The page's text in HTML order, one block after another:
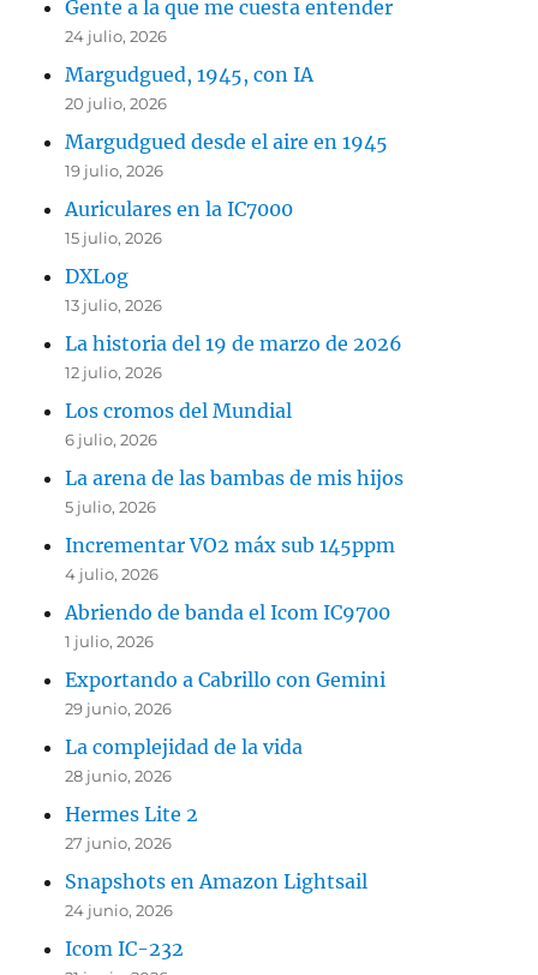
Gente a la que me cuesta entender
24 julio, 2026
Margudgued, 1945, con IA
20 julio, 2026
Margudgued desde el aire en 1945
19 julio, 2026
Auriculares en la IC7000
15 julio, 2026
DXLog
13 julio, 2026
La historia del 19 de marzo de 2026
12 julio, 2026
Los cromos del Mundial
6 julio, 2026
La arena de las bambas de mis hijos
5 julio, 2026
Incrementar VO2 máx sub 145ppm
4 julio, 2026
Abriendo de banda el Icom IC9700
1 julio, 2026
Exportando a Cabrillo con Gemini
29 junio, 2026
La complejidad de la vida
28 junio, 2026
Hermes Lite 2
27 junio, 2026
Snapshots en Amazon Lightsail
24 junio, 2026
Icom IC-232